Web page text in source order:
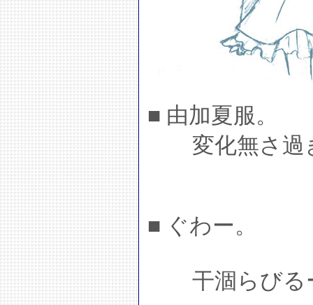
■ 由加夏服。
変化無さ過
■ ぐわー。
干涸らびる